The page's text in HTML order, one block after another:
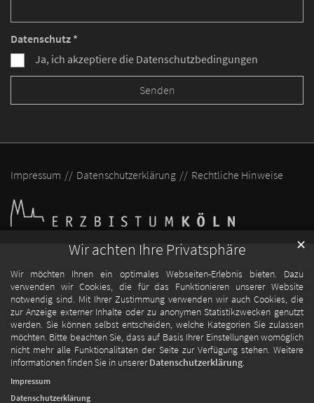
Wir achten Ihre Privatsphäre
Wir möchten Ihnen ein optimales Webseiten-Erlebnis bieten. Dazu
verwenden wir Cookies, die für das Funktionieren unserer Website
notwendig sind. Mit Ihrer Zustimmung verwenden wir auch Cookies, die
zur Anzeige externer Inhalte oder zu anonymen Statistikzwecken genutzt
werden. Sie können selbst entscheiden, welche Kategorien Sie zulassen
möchten. Bitte beachten Sie, dass auf Basis Ihrer Einstellungen womöglich
nicht mehr alle Funktionalitäten der Seite zur Verfügung stehen. Weitere
Informationen finden Sie in unsererDatenschutzerklärung.
✕
Impressum
Datenschutzerklärung
Datenschutz *
Ja, ich akzeptiere die Datenschutzbedingungen
Impressum Datenschutzerklärung Rechtliche Hinweise